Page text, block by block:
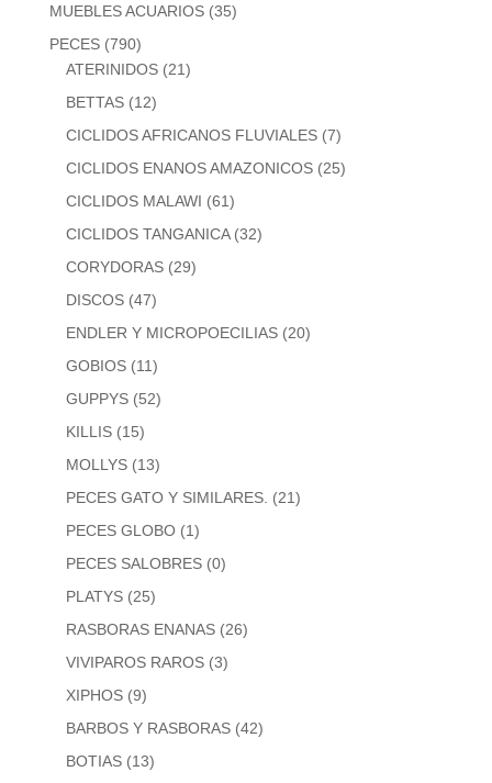
MUEBLES ACUARIOS (35)
PECES (790)
ATERINIDOS (21)
BETTAS (12)
CICLIDOS AFRICANOS FLUVIALES (7)
CICLIDOS ENANOS AMAZONICOS (25)
CICLIDOS MALAWI (61)
CICLIDOS TANGANICA (32)
CORYDORAS (29)
DISCOS (47)
ENDLER Y MICROPOECILIAS (20)
GOBIOS (11)
GUPPYS (52)
KILLIS (15)
MOLLYS (13)
PECES GATO Y SIMILARES. (21)
PECES GLOBO (1)
PECES SALOBRES (0)
PLATYS (25)
RASBORAS ENANAS (26)
VIVIPAROS RAROS (3)
XIPHOS (9)
BARBOS Y RASBORAS (42)
BOTIAS (13)